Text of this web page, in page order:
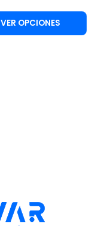
VER OPCIONES